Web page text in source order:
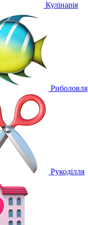
Кулінарія
Риболовля
Рукоділля